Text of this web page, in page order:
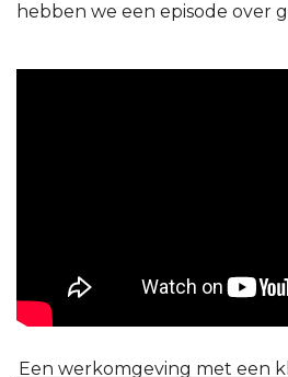
hebben we een episode over
Een werkomgeving met een